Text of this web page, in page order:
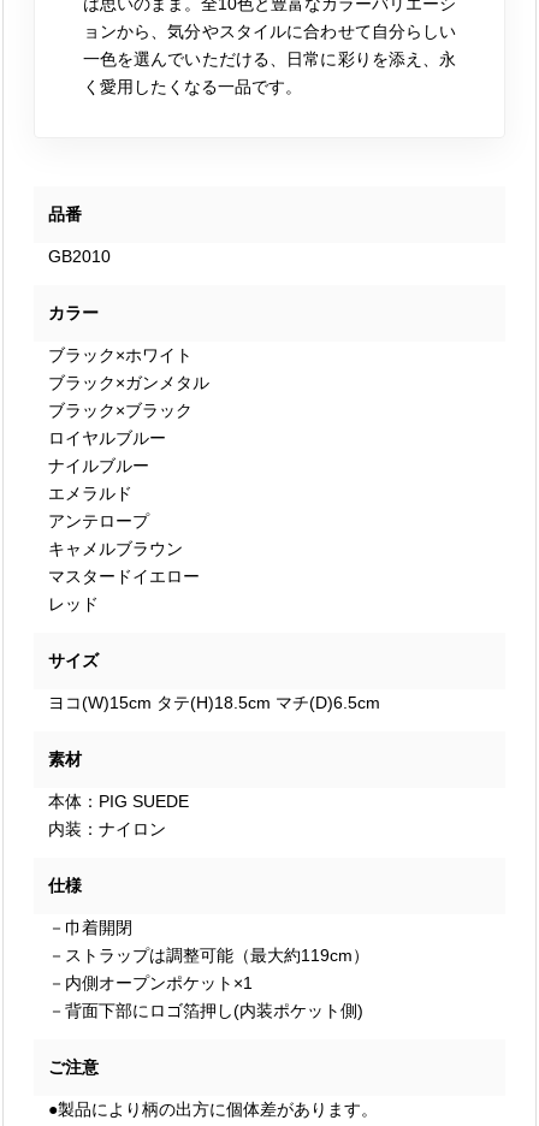
は思いのまま。全10色と豊富なカラーバリエーシ
ョンから、気分やスタイルに合わせて自分らしい
一色を選んでいただける、日常に彩りを添え、永
く愛用したくなる一品です。
品番
GB2010
カラー
ブラック×ホワイト
ブラック×ガンメタル
ブラック×ブラック
ロイヤルブルー
ナイルブルー
エメラルド
アンテロープ
キャメルブラウン
マスタードイエロー
レッド
サイズ
ヨコ(W)15cm タテ(H)18.5cm マチ(D)6.5cm
素材
本体：PIG SUEDE
内装：ナイロン
仕様
－巾着開閉
－ストラップは調整可能（最大約119cm）
－内側オープンポケット×1
－背面下部にロゴ箔押し(内装ポケット側)
ご注意
●製品により柄の出方に個体差があります。